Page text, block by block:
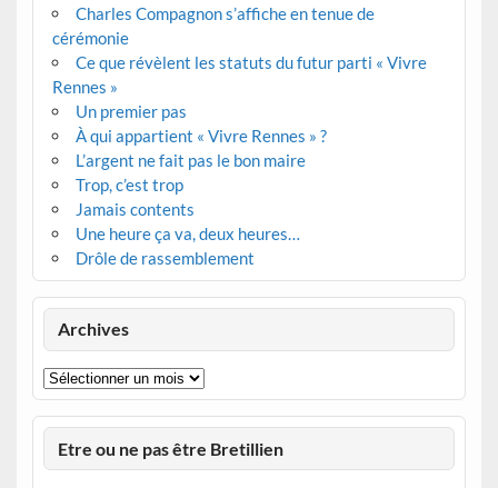
Charles Compagnon s’affiche en tenue de
cérémonie
Ce que révèlent les statuts du futur parti « Vivre
Rennes »
Un premier pas
À qui appartient « Vivre Rennes » ?
L’argent ne fait pas le bon maire
Trop, c’est trop
Jamais contents
Une heure ça va, deux heures…
Drôle de rassemblement
Archives
Archives
Etre ou ne pas être Bretillien